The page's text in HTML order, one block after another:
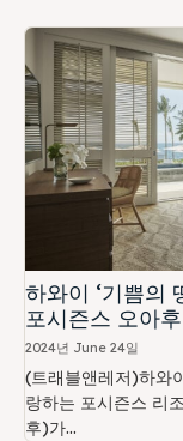
하와이 ‘기쁨의
포시즌스 오아
2024년 June 24일
(트래블앤레저)하와
랑하는 포시즌스 리
후)가...